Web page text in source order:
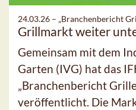
24.03.26 – „Branchenbericht
Grillmarkt weiter
Gemeinsam mit dem
Garten (IVG) hat das
„Branchenbericht
veröffentlicht. Die